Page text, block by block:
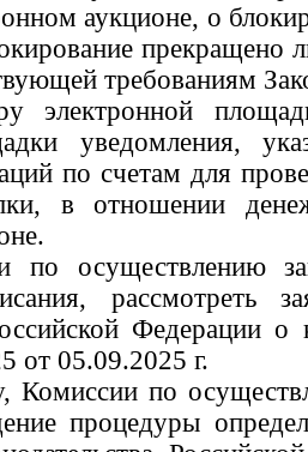
аукционе, о
прекращено
требованиям
электронной
уведомления,
по счетам для
в отношении
по осуществлению
рассмотреть
от 05.09.2025 г.
Комиссии по
процедуры